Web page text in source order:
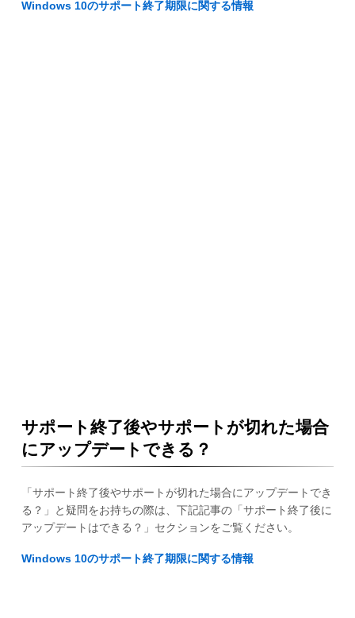
Windows 10のサポート終了期限に関する情報
サポート終了後やサポートが切れた場合
にアップデートできる？
「サポート終了後やサポートが切れた場合にアップデートでき
る？」と疑問をお持ちの際は、下記記事の「サポート終了後に
アップデートはできる？」セクションをご覧ください。
Windows 10のサポート終了期限に関する情報